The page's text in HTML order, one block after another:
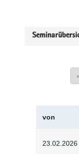
«
von
23.02.2026